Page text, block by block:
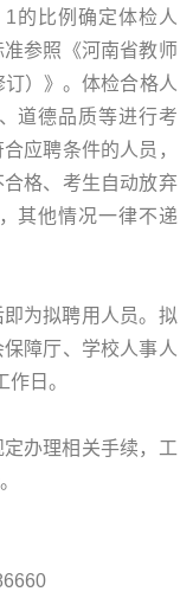
的比例确定体检人
参照《河南省教师
）》。体检合格人
道德品质等进行考
应聘条件的人员，
格、考生自动放弃
其他情况一律不递
为拟聘用人员。拟
障厅、学校人事人
日。
办理相关手续，工